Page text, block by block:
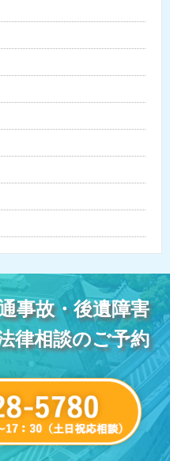
事故・後遺障害
律相談のご予約